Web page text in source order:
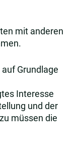
mit anderen
Grundlage
Interesse
und der
müssen die